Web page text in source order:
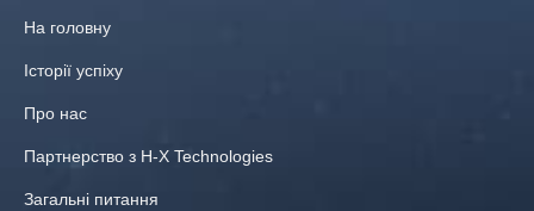
На головну
Історії успіху
Про нас
Партнерство з H-X Technologies
Загальні питання